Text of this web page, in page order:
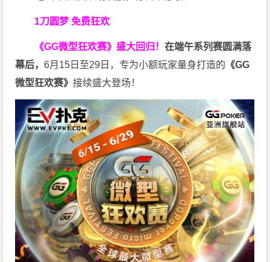
1刀圆梦 免费狂欢
《GG微型狂欢赛》盛大回归！在端午系列赛圆满落
幕后，6月15日至29日，专为小额玩家量身打造的 《GG
微型狂欢赛》接续盛大登场！